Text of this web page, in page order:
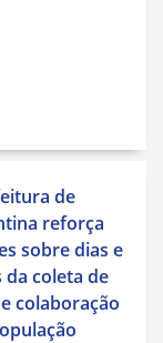
de
reforça
sobre dias e
coleta de
colaboração